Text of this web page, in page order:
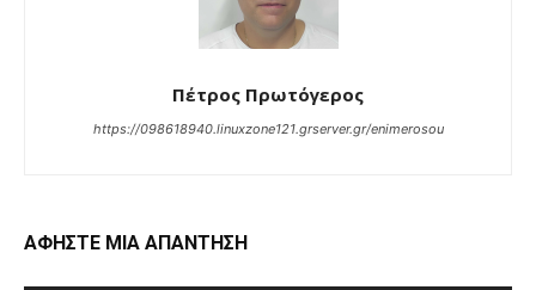
Πέτρος Πρωτόγερος
https://098618940.linuxzone121.grserver.gr/enimerosou
ΑΦΗΣΤΕ ΜΙΑ ΑΠΑΝΤΗΣΗ